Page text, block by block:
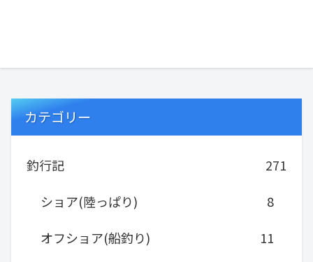
カテゴリー
釣行記
271
ショア(陸っぱり)
8
オフショア(船釣り)
11